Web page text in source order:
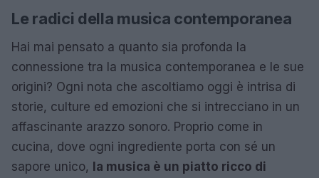
Le radici della musica contemporanea
Hai mai pensato a quanto sia profonda la
connessione tra la musica contemporanea e le sue
origini? Ogni nota che ascoltiamo oggi è intrisa di
storie, culture ed emozioni che si intrecciano in un
affascinante arazzo sonoro. Proprio come in
cucina, dove ogni ingrediente porta con sé un
sapore unico, la musica è un piatto ricco di